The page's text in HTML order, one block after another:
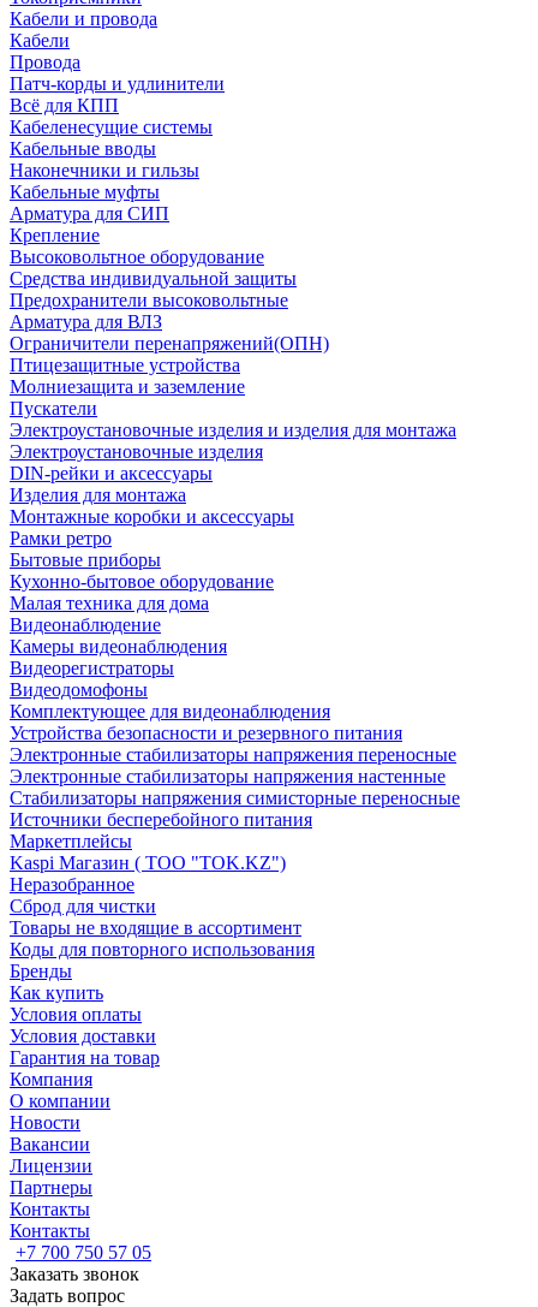
Кабели и провода
Кабели
Провода
Патч-корды и удлинители
Всё для КПП
Кабеленесущие системы
Кабельные вводы
Наконечники и гильзы
Кабельные муфты
Арматура для СИП
Крепление
Высоковольтное оборудование
Средства индивидуальной защиты
Предохранители высоковольтные
Арматура для ВЛЗ
Ограничители перенапряжений(ОПН)
Птицезащитные устройства
Молниезащита и заземление
Пускатели
Электроустановочные изделия и изделия для монтажа
Электроустановочные изделия
DIN-рейки и аксессуары
Изделия для монтажа
Монтажные коробки и аксессуары
Рамки ретро
Бытовые приборы
Кухонно-бытовое оборудование
Малая техника для дома
Видеонаблюдение
Камеры видеонаблюдения
Видеорегистраторы
Видеодомофоны
Комплектующее для видеонаблюдения
Устройства безопасности и резервного питания
Электронные стабилизаторы напряжения переносные
Электронные стабилизаторы напряжения настенные
Стабилизаторы напряжения симисторные переносные
Источники бесперебойного питания
Маркетплейсы
Kaspi Магазин ( ТОО "TOK.KZ")
Неразобранное
Сброд для чистки
Товары не входящие в ассортимент
Коды для повторного использования
Бренды
Как купить
Условия оплаты
Условия доставки
Гарантия на товар
Компания
О компании
Новости
Вакансии
Лицензии
Партнеры
Контакты
Контакты
+7 700 750 57 05
Заказать звонок
Задать вопрос